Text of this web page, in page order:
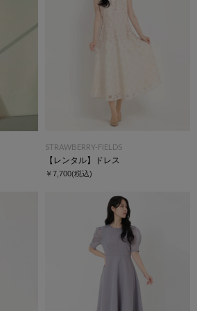
STRAWBERRY-FIELDS
【レンタル】ドレス
￥7,700(税込)